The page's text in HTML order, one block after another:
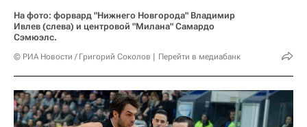
На фото: форвард "Нижнего Новгорода" Владимир
Ивлев (слева) и центровой "Милана" Самардо
Сэмюэлс.
© РИА Новости / Григорий Соколов Перейти в медиабанк